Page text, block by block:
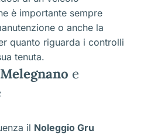
è importante sempre
o anche la
quanto riguarda i controlli
tenuta.
e
il Noleggio Gru